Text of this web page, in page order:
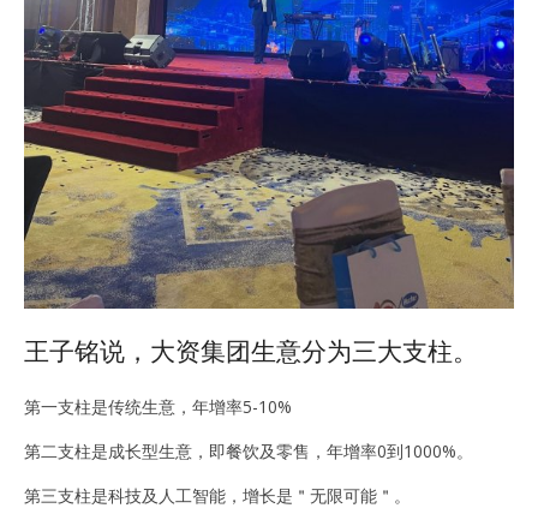
王子铭说，大资集团生意分为三大支柱。
第一支柱是传统生意，年增率5-10%
第二支柱是成长型生意，即餐饮及零售，年增率0到1000%。
第三支柱是科技及人工智能，增长是＂无限可能＂。